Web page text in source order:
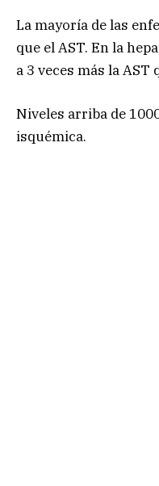
La mayoría de las
que el AST. En la
a 3 veces más la AST
Niveles arriba de
isquémica.